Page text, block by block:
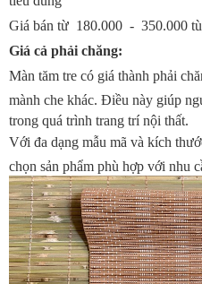
Giá bán từ 180.000 - 350.000
Giá cả phải chăng:
Màn tăm tre có giá thành phải
mành che khác. Điều này giúp
trong quá trình trang trí nội thất.
Với đa dạng mẫu mã và kích
chọn sản phẩm phù hợp với nhu